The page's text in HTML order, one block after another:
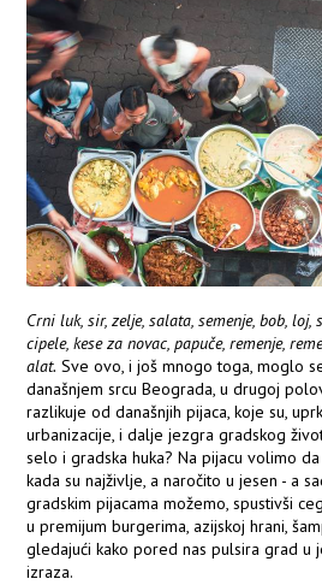
Crni luk, sir, zelje, salata, semenje, bob, loj,
cipele, kese za novac, papuče, remenje,
alat. Sve ovo, i još mnogo toga, moglo
današnjem srcu Beograda, u drugoj
razlikuje od današnjih pijaca, koje su,
urbanizacije, i dalje jezgra gradskog
selo i gradska huka? Na pijacu volimo
kada su najživlje, a naročito u jesen - a
gradskim pijacama možemo, spustivši
u premijum burgerima, azijskoj hrani,
gledajući kako pored nas pulsira grad u
izraza.